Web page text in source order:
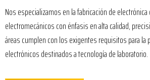
Nos especializamos en la fabricación de
electromecánicos con énfasis en alta calidad,
áreas cumplen con los exigentes requisitos para la
electrónicos destinados a tecnología de laboratorio.